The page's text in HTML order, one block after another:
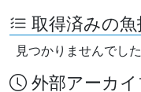
取得済みの魚
見つかりませんでした
外部アーカ